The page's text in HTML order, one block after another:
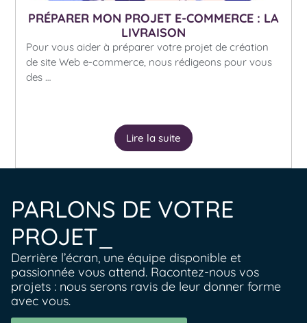
PRÉPARER MON PROJET E-COMMERCE : LA
LIVRAISON
Pour vous aider à préparer votre projet de création
de site Web e-commerce, nous rédigeons pour vous
des …
Lire la suite
PARLONS DE VOTRE
PROJET_
Derrière l’écran, une équipe disponible et
passionnée vous attend. Racontez-nous vos
projets : nous serons ravis de leur donner forme
avec vous.